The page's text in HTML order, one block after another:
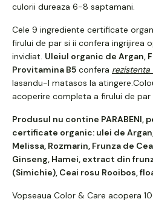
culorii dureaza 6-8 saptamani.
Cele 9 ingrediente certificate
firului de par si ii confera ingrijirea
invidiat. Uleiul organic de Argan,
Provitamina B5 confera
lasandu-l matasos la
acoperire completa a firului de par
Produsul nu contine PARABENI,
certificate organic: ulei de
Melissa, Rozmarin, Frunza de
Ginseng, Hamei, extract din
(Simichie), Ceai rosu Rooibos,
Vopseaua Color & Care acopera